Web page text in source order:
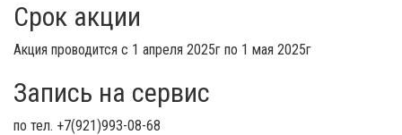
Срок акции
Акция проводится с 1 апреля 2025г по 1 мая 2025г
Запись на сервис
по тел. +7(921)993-08-68